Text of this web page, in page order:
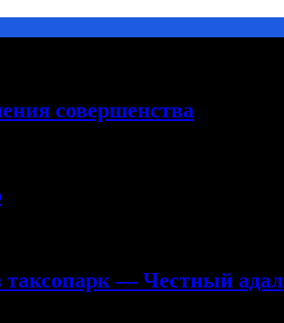
совершенства
таксопарк — Честный адал